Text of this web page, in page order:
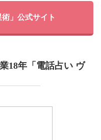
」公式サイト
18年「電話占い ヴ